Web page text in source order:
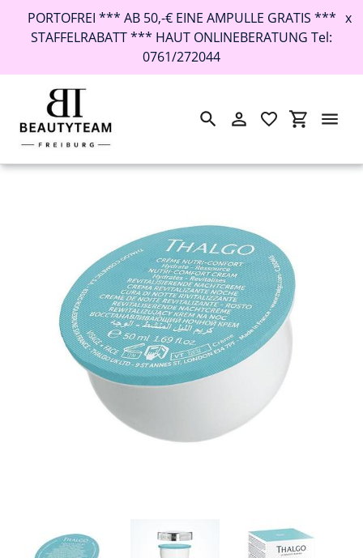
Direkt
Inhalt
PORTOFREI *** AB 50,-€ EINE AMPULLE GRATIS ***
STAFFELRABATT *** HAUT ONLINEBERATUNG Tel:
0761/272044
x
SuchenEinloggen
Startseite › Thalgo Cold Refill Sanfte Nutri-Comfort-Creme 50ml